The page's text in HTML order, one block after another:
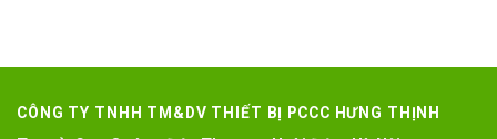
CÔNG TY TNHH TM&DV THIẾT BỊ PCCC HƯNG THỊNH